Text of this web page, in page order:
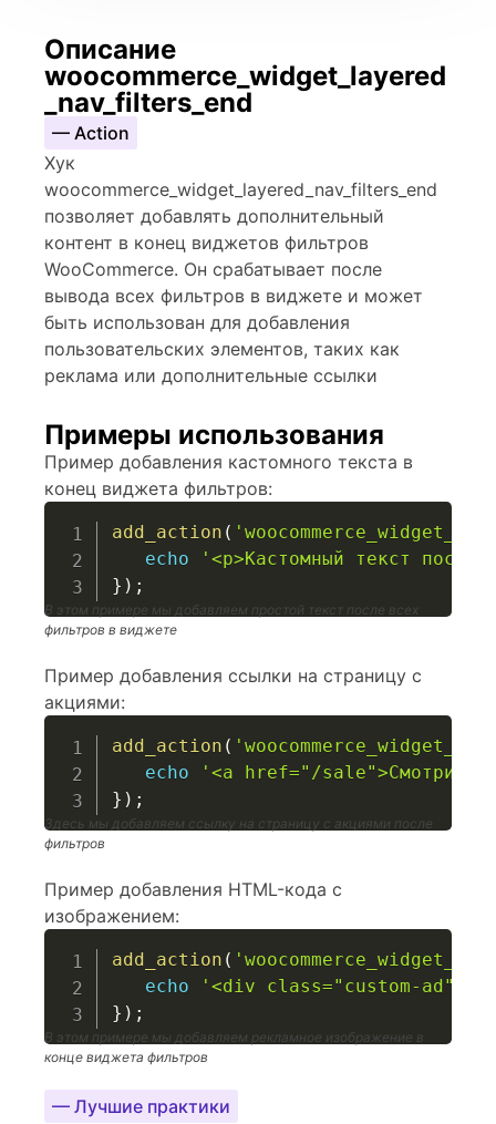
Описание
woocommerce_widget_layered
_nav_filters_end
— Action
Хук
woocommerce_widget_layered_nav_filters_end
позволяет добавлять дополнительный
контент в конец виджетов фильтров
WooCommerce. Он срабатывает после
вывода всех фильтров в виджете и может
быть использован для добавления
пользовательских элементов, таких как
реклама или дополнительные ссылки
Примеры использования
Пример добавления кастомного текста в
конец виджета фильтров:
add_action (
echo
'<p>Кастомный текст после
} ) ;
В этом примере мы добавляем простой текст после всех
фильтров в виджете
Пример добавления ссылки на страницу с
акциями:
add_action (
echo
'<a href="/sale">Смотрите
} ) ;
Здесь мы добавляем ссылку на страницу с акциями после
фильтров
Пример добавления HTML-кода с
изображением:
add_action (
echo
'<div class="custom-
} ) ;
В этом примере мы добавляем рекламное изображение в
конце виджета фильтров
— Лучшие практики